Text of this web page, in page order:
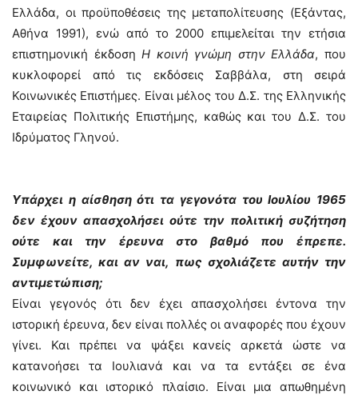
Ελλάδα, οι προϋποθέσεις της μεταπολίτευσης (Eξάντας,
Aθήνα 1991), ενώ από το 2000 επιμελείται την ετήσια
επιστημονική έκδοσηΗ κοινή γνώμη στην Ελλάδα, που
κυκλοφορεί από τις εκδόσεις Σαββάλα, στη σειρά
Κοινωνικές Επιστήμες. Είναι μέλος του Δ.Σ. της Ελληνικής
Εταιρείας Πολιτικής Επιστήμης, καθώς και του Δ.Σ. του
Ιδρύματος Γληνού.
Υπάρχει η αίσθηση ότι τα γεγονότα του Ιουλίου 1965
δεν έχουν απασχολήσει ούτε την πολιτική συζήτηση
ούτε και την έρευνα στο βαθμό που έπρεπε.
Συμφωνείτε, και αν ναι, πως σχολιάζετε αυτήν την
αντιμετώπιση;
Είναι γεγονός ότι δεν έχει απασχολήσει έντονα την
ιστορική έρευνα, δεν είναι πολλές οι αναφορές που έχουν
γίνει. Και πρέπει να ψάξει κανείς αρκετά ώστε να
κατανοήσει τα Ιουλιανά και να τα εντάξει σε ένα
κοινωνικό και ιστορικό πλαίσιο. Είναι μια απωθημένη